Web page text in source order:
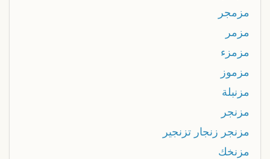
مزمجر
مزمر
مزمزء
مزموز
مزنبلة
مزنجر
مزنجر زنجار تزنجير
مزنخك